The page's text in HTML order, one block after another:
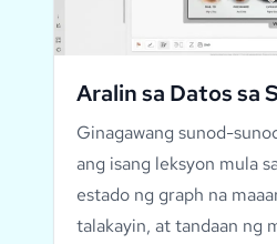
Aralin sa Datos sa
Ginagawang sunod-
ang isang leksyon mula
estado ng graph na
talakayin, at tandaan ng